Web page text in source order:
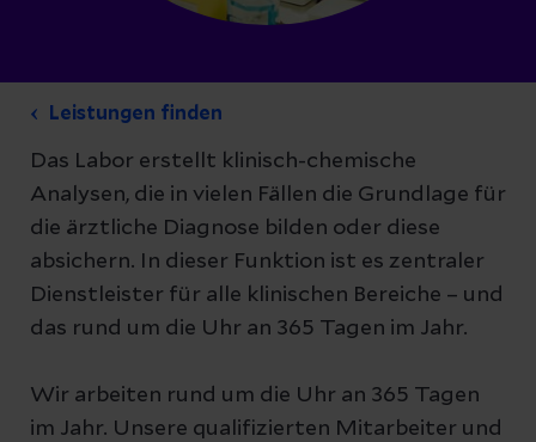
Leistungen finden
Das Labor erstellt klinisch-chemische
Analysen, die in vielen Fällen die Grundlage für
die ärztliche Diagnose bilden oder diese
absichern. In dieser Funktion ist es zentraler
Dienstleister für alle klinischen Bereiche – und
das rund um die Uhr an 365 Tagen im Jahr.
Wir arbeiten rund um die Uhr an 365 Tagen
im Jahr. Unsere qualifizierten Mitarbeiter und